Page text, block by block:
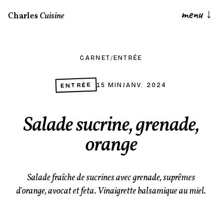
CharlesCuisine menu ↓
CARNET/ ENTRÉE
ENTRÉE 15 MIN JANV. 2024
Salade sucrine, grenade,
orange
Salade fraîche de sucrines avec grenade, suprêmes
d'orange, avocat et feta. Vinaigrette balsamique au miel.